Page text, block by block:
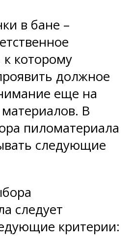
в бане –
которому
должное
еще на
В
пиломатериала
следующие
следует
критерии: